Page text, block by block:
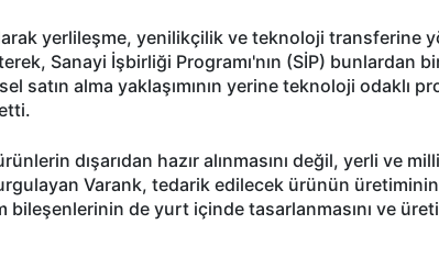
yerlileşme, yenilikçilik ve teknoloji transferine
Sanayi İşbirliği Programı'nın (SİP) bunlardan
satın alma yaklaşımının yerine teknoloji odaklı
dışarıdan hazır alınmasını değil, yerli ve
Varank, tedarik edilecek ürünün üretiminin
bileşenlerinin de yurt içinde tasarlanmasını ve